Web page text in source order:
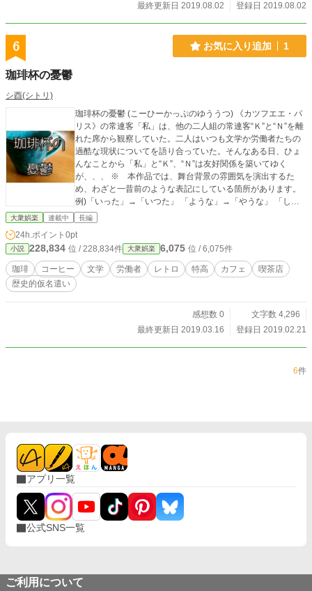
最終更新日 2019.08.02
登録日 2019.08.02
6 お気に入り追加 1
珈琲杯の憂鬱
シ酉(シトリ)
珈琲杯の憂鬱 (こーひーかっぷのゆううつ) 《カツフエエ・パ
リス》の常連客「私」は、他の二人組の常連客“Ｋ”と“Ｎ”を離
れた席から観察していた。二人はいつも文学か労働者たちの
過酷な現状についてを語り合っていた。そんなある日、ひょ
んなことから「私」と“Ｋ”、“Ｎ”は友好関係を築いてゆく
が、、、 ※ 本作品では、舞台背景の雰囲気を演出するた
め、わざと一昔前のような表記にしている箇所があります。
例)「いった」→「いつた」 「ような」→「やうな」 「しょ
う」→「せう」 「いた」→「ゐた」 「いそいそ」→「いそ／
す。 ※ 本作品は、あくまでフィクションです。登場するモ
ノは、背景と時代が倒錯していることもあります。 読みに
くいかもしれませんが、ご了承ください。 ☆本作品は縦書き
向けに書いています。アプリ版の縦書きのほうが読みやすい
と思いますので、できればアプリ版で読んでいただけると幸
大衆娯楽 連載中 長編
24h.ポイント 0pt
小説 228,834 位 / 228,834件 大衆娯楽 6,075 位 / 6,075件
珈琲 コーヒー 文学 労働者 レトロ 特高 カフェ
喫茶店
歴史的仮名遣い
感想数 0
文字数 4,296
最終更新日 2019.03.16
登録日 2019.02.21
6件
アプリ一覧
公式SNS一覧
ご利用について